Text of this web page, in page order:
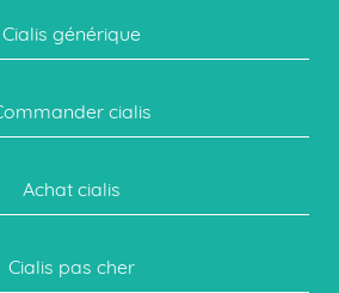
Cialis générique
cialis
Achat cialis
Cialis pas cher